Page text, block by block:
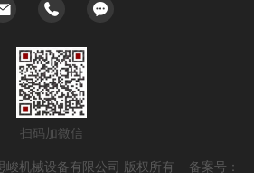
扫码加微信
峻机械设备有限公司 版权所有 备案号：